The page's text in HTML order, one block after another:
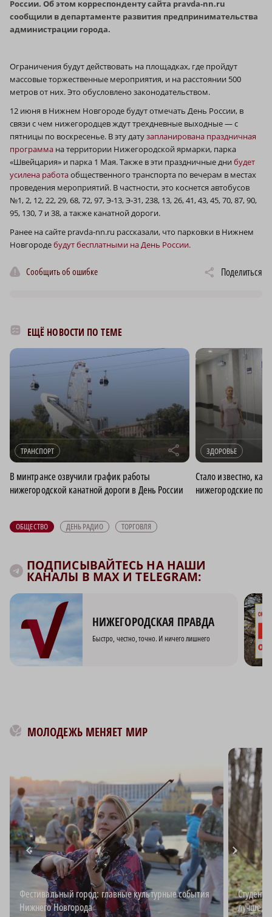
России. Об этом корреспонденту сайта pravda-nn.ru
сообщили в департаменте развития предпринимательства
администрации города.
Ограничения будут действовать на площадках, где пройдут
массовые торжественные мероприятия, и на расстоянии 500
метров от них. Это обусловлено законодательством.
12 июня в Нижнем Новгороде будут отмечать День России, в
связи с чем нижегородцев ждут трехдневные выходные — с
пятницы по воскресенье. В эту датузапланирована праздничная
программа на территории Нижегородской ярмарки, парка
«Швейцария» и парка 1 Мая. Также в эти праздничные дни будет
усилена работаобщественного транспорта по вечерам в местах
проведения мероприятий. В частности, это коснется автобусов
№1, 2, 12, 22, 29, 68, 72, 97, Э‑13, Э‑31, 238, 13, 26, 41, 43, 45, 70, 87, 90,
95, 130, 7 и 38, а также канатной дороги.
Ранее на сайте pravda-nn.ru рассказали, что парковки в Нижнем
Новгородебудут бесплатными на День России.
Сообщить об ошибке Поделиться
ЕЩЁ НОВОСТИ ПО ТЕМЕ
ТРАНСПОРТ r
В минтрансе озвучили график работы
нижегородской канатной дороги в День России
ЗДОРОВЬЕ
Стало известно, как
нижегородские
ОБЩЕСТВО ДЕНЬ РАДИО ТОРГОВЛЯ
ПОДПИСЫВАЙТЕСЬ НА НАШИ
КАНАЛЫ В MAX И TELEGRAM:
НИЖЕГОРОДСКАЯ ПРАВДА
Быстро, честно, точно. И ничего лишнего
МОЛОДЕЖЬ МЕНЯЕТ МИР
Фестивальный город: главные культурные события
Нижнего Новгорода
лучше,